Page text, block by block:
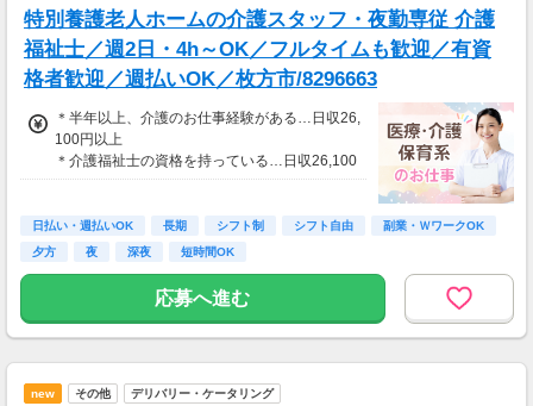
特別養護老人ホームの介護スタッフ・夜勤専従 介護
福祉士／週2日・4h～OK／フルタイムも歓迎／有資
格者歓迎／週払いOK／枚方市/8296663
＊半年以上、介護のお仕事経験がある…日収26,
100円以上
＊介護福祉士の資格を持っている…日収26,100
円以上
≪収入例≫
◎日勤／経験者の場合
※資格手当あり（時給50円～UP/資格の種類に
日払い・週払いOK 長期 シフト制 シフト自由
副業・ＷワークOK
夕方
夜 深夜 短時間OK
応募へ進む
new その他 デリバリー・ケータリング